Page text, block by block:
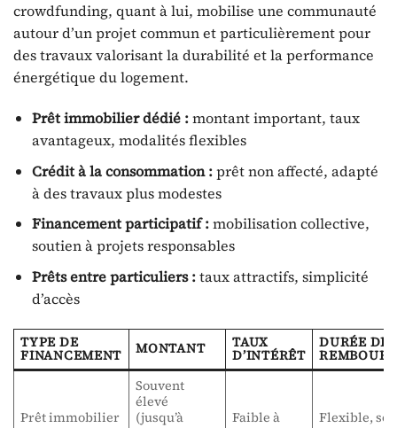
crowdfunding, quant à lui, mobilise une communauté
autour d’un projet commun et particulièrement pour
des travaux valorisant la durabilité et la performance
énergétique du logement.
Prêt immobilier dédié :montant important, taux
avantageux, modalités flexibles
Crédit à la consommation :prêt non affecté, adapté
à des travaux plus modestes
Financement participatif :mobilisation collective,
soutien à projets responsables
Prêts entre particuliers :taux attractifs, simplicité
d’accès
TYPE DE
FINANCEMENT MONTANT TAUX
D’INTÉRÊT
DURÉE DE
Prêt immobilier
Souvent
élevé
(jusqu’à
Faible à
Flexible,